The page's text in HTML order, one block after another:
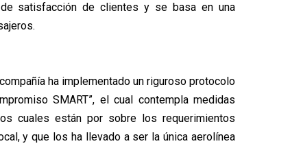
satisfacción de clientes y se basa en una
ha implementado un riguroso protocolo
SMART”, el cual contempla medidas
cuales están por sobre los requerimientos
y que los ha llevado a ser la única aerolínea